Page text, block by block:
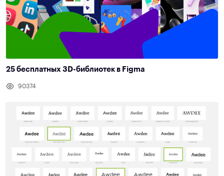
25 бесплатных 3D-библиотек в Figma
90374